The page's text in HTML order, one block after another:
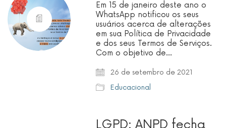
Em 15 de janeiro deste ano o
WhatsApp notificou os seus
usuários acerca de alterações
em sua Política de Privacidade
e dos seus Termos de Serviços.
Com o objetivo de…
26 de setembro de 2021
Educacional
LGPD: ANPD fecha